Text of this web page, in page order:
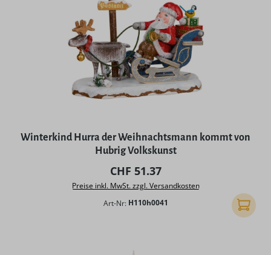
Winterkind Hurra der Weihnachtsmann kommt von
Hubrig Volkskunst
Regulärer Preis:
CHF 51.37
Preise inkl. MwSt. zzgl. Versandkosten
Art-Nr: H110h0041 In den